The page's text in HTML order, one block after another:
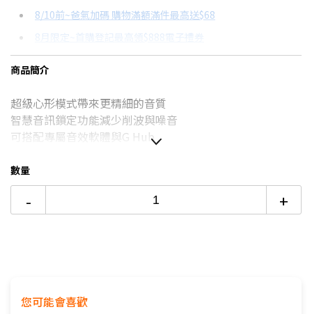
分期數
12期
24期
每期金額
$444
配合銀行/業者
8/10前~爸氣加碼 購物滿額滿件最高送$68
8月限定~首購登記最高領$888電子禮券
台灣大哥大Open Possible聯名卡滿額最高回饋25%
商品簡介
超級心形模式帶來更精細的音質
智慧音訊鎖定功能減少削波與噪音
可搭配專屬音效軟體與G Hub
頻率響應：50Hz - 18kHz
尺寸：17 公分 x 10 公分 x 10 公分 / 重量 ：616 公克
接頭：USB-C
2年有限硬體保固
數量
- +
您可能會喜歡